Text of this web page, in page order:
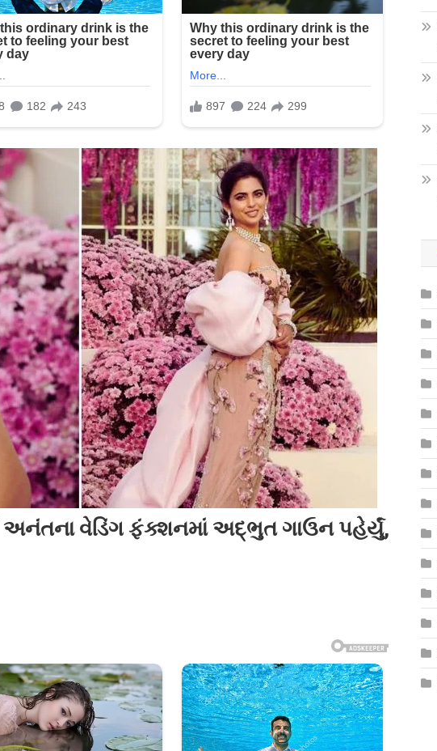
વેડિંગ ફંક્શનમાં અદ્ભુત ગાઉન પહેર્યું,